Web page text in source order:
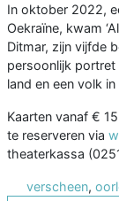
In oktober 2022,
Oekraïne, kwam
Ditmar, zijn vijfde
persoonlijk portret
land en een volk
Kaarten vanaf €
te reserveren via
theaterkassa
verscheen,